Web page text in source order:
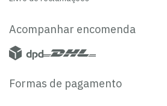
Acompanhar encomenda
Formas de pagamento